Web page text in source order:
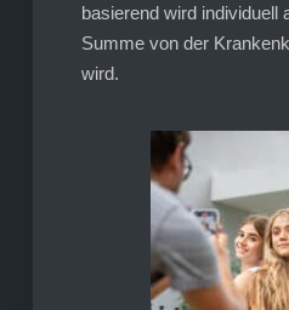
basierend wird individuell
Summe von der
wird.